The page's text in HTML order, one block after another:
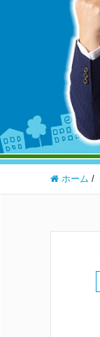
ホーム /